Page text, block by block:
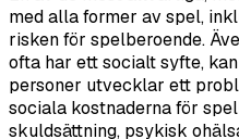
med alla former av spel,
risken för spelberoende.
ofta har ett socialt syfte,
personer utvecklar ett
sociala kostnaderna för
skuldsättning, psykisk